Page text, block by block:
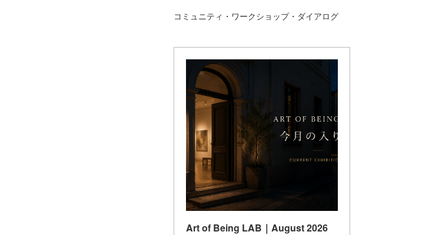
コミュニティ・ワークショップ・ダイアログ
Art of Being LAB｜August 2026